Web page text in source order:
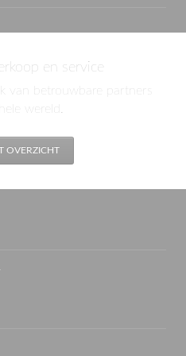
en service
van betrouwbare partners
wereld.
OVERZICHT